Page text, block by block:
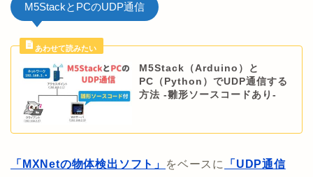
M5StackとPCのUDP通信
M5Stack（Arduino）と
PC（Python）でUDP通信する
方法 -雛形ソースコードあり-
「MXNetの物体検出ソフト」 をベースに
「UDP通信